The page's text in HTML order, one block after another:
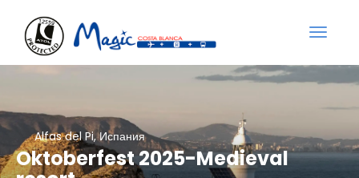
Alfas del Pi, Испания
Oktoberfest 2025-Medieval